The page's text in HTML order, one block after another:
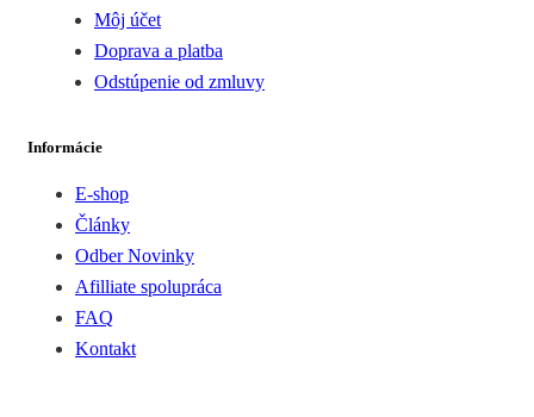
Môj účet
Doprava a platba
Odstúpenie od zmluvy
Informácie
E-shop
Články
Odber Novinky
Afilliate spolupráca
FAQ
Kontakt